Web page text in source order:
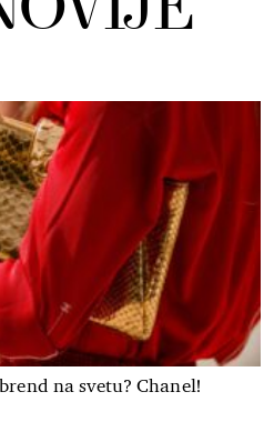
na svetu? Chanel!